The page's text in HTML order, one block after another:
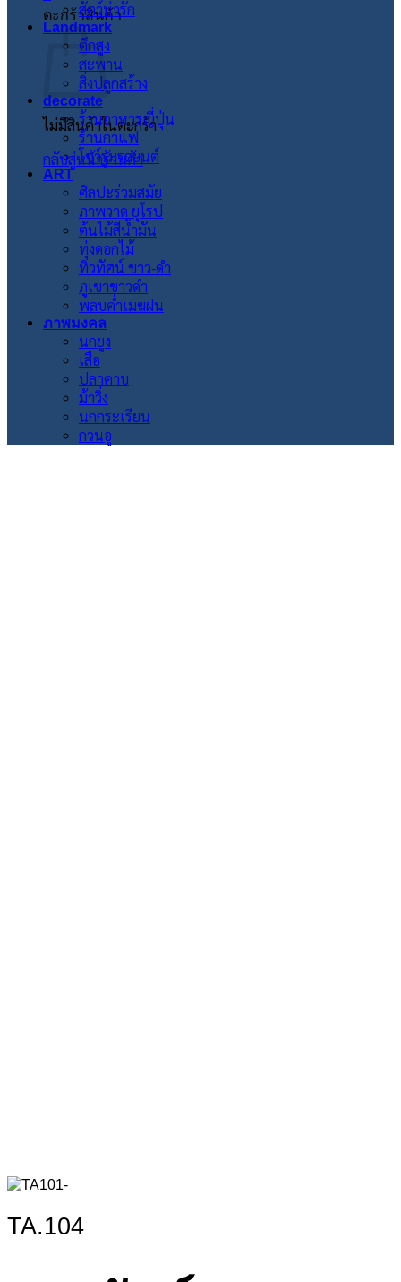
ตะกร้าสินค้า
ไม่มีสินค้าในตะกร้า
กลับสู่หน้าร้านค้า
สัตว์น่ารัก
Landmark
ตึกสูง
สะพาน
สิ่งปลูกสร้าง
decorate
ร้านอาหารญี่ปุ่น
ร้านกาแฟ
โชว์รูมรถยนต์
ART
ศิลปะร่วมสมัย
ภาพวาด ยุโรป
ต้นไม้สีน้ำมัน
ทุ่งดอกไม้
ทิวทัศน์ ขาว-ดำ
ภูเขาขาวดำ
พลบค่ำเมฆฝน
ภาพมงคล
นกยูง
เสือ
ปลาคาบ
ม้าวิ่ง
นกกระเรียน
กวนอู
TA.104